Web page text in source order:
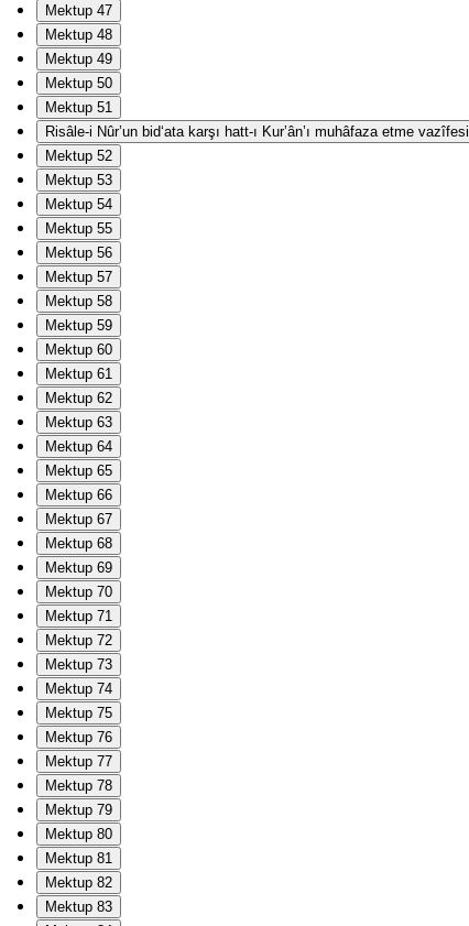
Mektup 47
Mektup 48
Mektup 49
Mektup 50
Mektup 51
Risâle-i Nûr’un bid‘ata karşı hatt-ı Kur’ân’ı muhâfaza etme vazîfesi
Mektup 52
Mektup 53
Mektup 54
Mektup 55
Mektup 56
Mektup 57
Mektup 58
Mektup 59
Mektup 60
Mektup 61
Mektup 62
Mektup 63
Mektup 64
Mektup 65
Mektup 66
Mektup 67
Mektup 68
Mektup 69
Mektup 70
Mektup 71
Mektup 72
Mektup 73
Mektup 74
Mektup 75
Mektup 76
Mektup 77
Mektup 78
Mektup 79
Mektup 80
Mektup 81
Mektup 82
Mektup 83